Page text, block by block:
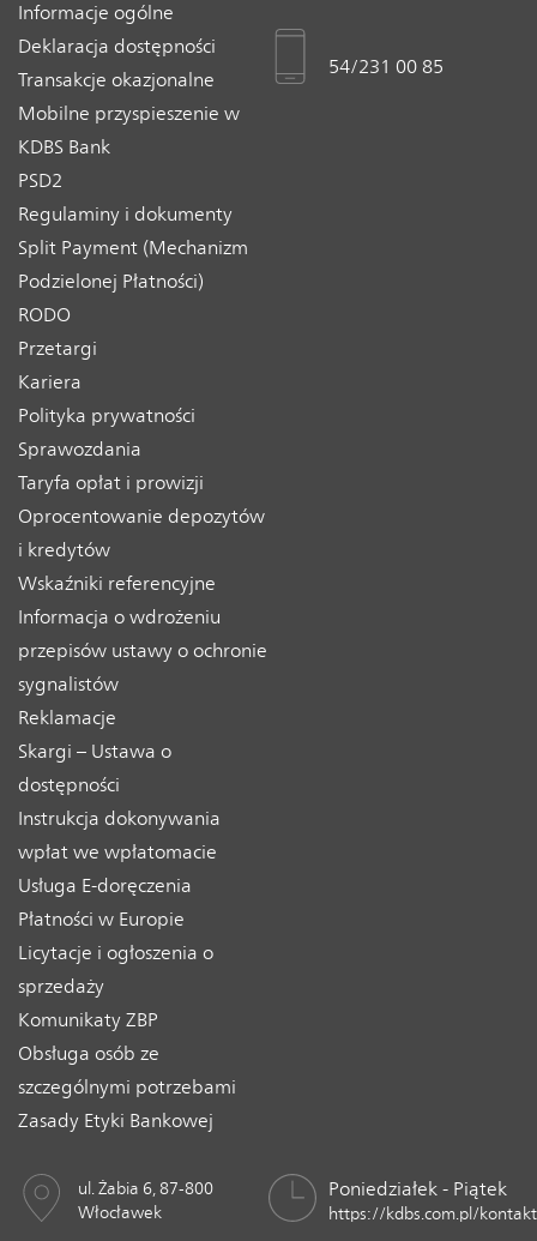
Informacje ogólne
Deklaracja dostępności
Transakcje okazjonalne
Mobilne przyspieszenie w
KDBS Bank
PSD2
Regulaminy i dokumenty
Split Payment (Mechanizm
Podzielonej Płatności)
RODO
Przetargi
Kariera
Polityka prywatności
Sprawozdania
Taryfa opłat i prowizji
Oprocentowanie depozytów
i kredytów
Wskaźniki referencyjne
Informacja o wdrożeniu
przepisów ustawy o ochronie
sygnalistów
Reklamacje
Skargi – Ustawa o
dostępności
Instrukcja dokonywania
wpłat we wpłatomacie
Usługa E-doręczenia
Płatności w Europie
Licytacje i ogłoszenia o
sprzedaży
Komunikaty ZBP
Obsługa osób ze
szczególnymi potrzebami
Zasady Etyki Bankowej
54/231 00 85
ul. Żabia 6, 87-800
Włocławek
Poniedziałek - Piątek
https://kdbs.com.pl/